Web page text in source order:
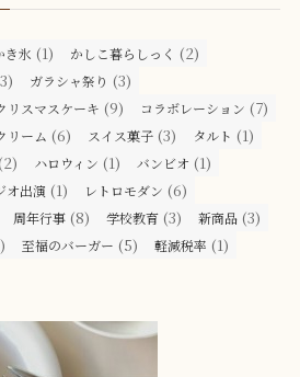
き氷 (1) かしこ暮らしっく (2)
ガラシャ祭り (3)
リスマスケーキ (9) コラボレーション (7)
リーム (6) スイス菓子 (3) タルト (1)
(2) ハロウィン (1) バンビオ (1)
オ出演 (1) レトロモダン (6)
周年行事 (8) 学校教育 (3) 新商品 (3)
至福のバーガー (5) 軽減税率 (1)